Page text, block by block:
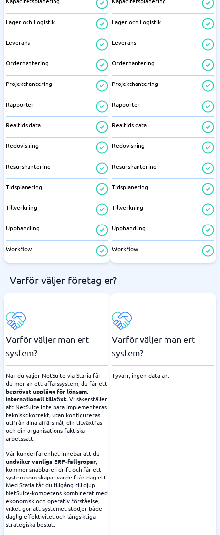
Lager och Logistik
Leverans
Orderhantering
Projekthantering
Rapporter
Realtids data
Redovisning
Resurshantering
Tidsplanering
Tillverkning
Upphandling
Workflow
Lager och Logistik
Leverans
Orderhantering
Projekthantering
Rapporter
Realtids data
Redovisning
Resurshantering
Tidsplanering
Tillverkning
Upphandling
Workflow
Varför väljer företag er?
Varför väljer man ert
system?
När du väljer NetSuite via Staria får
du mer än ett affärssystem, du får ett
beprövat upplägg för lönsam,
internationell tillväxt. Vi säkerställer
att NetSuite inte bara implementeras
tekniskt korrekt, utan konfigureras
utifrån dina affärsmål, din tillväxtfas
och din organisations faktiska
arbetssätt.
Vår kunderfarenhet innebär att du
undviker vanliga ERP‑fallgropar,
kommer snabbare i drift och får ett
system som skapar värde från dag ett.
Med Staria får du tillgång till djup
NetSuite‑kompetens kombinerat med
ekonomisk och operativ förståelse,
vilket gör att systemet stödjer både
daglig effektivitet och långsiktiga
strategiska beslut.
Varför väljer man ert
system?
Tyvärr, ingen data än.